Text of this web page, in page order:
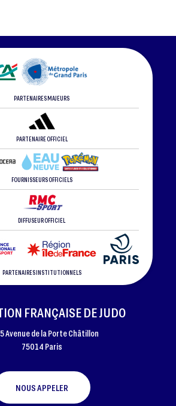
PARTENAIRES MAJEURS
PARTENAIRE OFFICIEL
FOURNISSEURS OFFICIELS
DIFFUSEUR OFFICIEL
PARTENAIRES INSTITUTIONNELS
FRANÇAISE DE JUDO
Avenue de la Porte Châtillon
75014 Paris
NOUS APPELER